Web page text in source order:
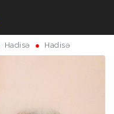
Hadisə Hadisə